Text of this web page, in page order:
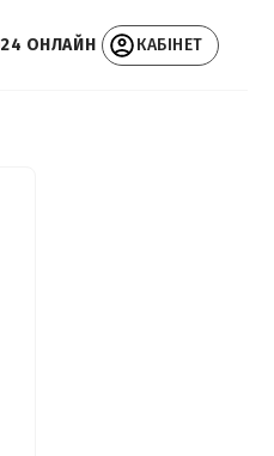
24 ОНЛАЙН КАБІНЕТ